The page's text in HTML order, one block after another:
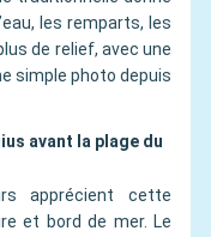
les remparts, les
de relief, avec une
simple photo depuis
avant la plage du
apprécient cette
et bord de mer. Le